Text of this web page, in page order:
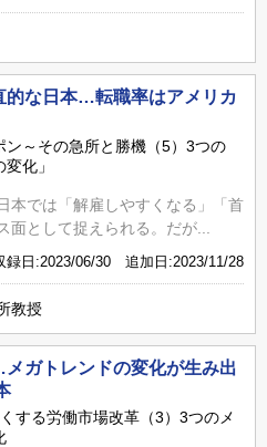
的な日本…転職率はアメリカ
ン～その急所と勝機（5）3つの
化」
本では「解雇しやすくなる」「首
面として捉えられる。だが...
録日:2023/06/30 追加日:2023/11/28
教授
ガトレンドの変化が生み出
する労働市場改革（3）3つのメ